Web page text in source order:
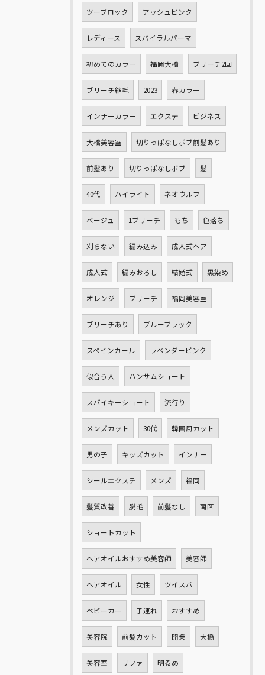
ツーブロック アッシュピンク
レディース スパイラルパーマ
初めてのカラー 福岡大橋 ブリーチ2回
ブリーチ縮毛 2023 春カラー
インナーカラー エクステ ビジネス
大橋美容室 切りっぱなしボブ前髪あり
前髪あり 切りっぱなしボブ 髪
40代 ハイライト ネオウルフ
ベージュ 1ブリーチ もち 色落ち
刈らない 編み込み 成人式ヘア
成人式 編みおろし 結婚式 黒染め
オレンジ ブリーチ 福岡美容室
ブリーチあり ブルーブラック
スペインカール ラベンダーピンク
似合う人 ハンサムショート
スパイキーショート 流行り
メンズカット 30代 韓国風カット
男の子 キッズカット インナー
シールエクステ メンズ 福岡
髪質改善 脱毛 前髪なし 南区
ショートカット
ヘアオイルおすすめ美容師 美容師
ヘアオイル 女性 ツイスパ
ベビーカー 子連れ おすすめ
美容院 前髪カット 開業 大橋
美容室 リファ 明るめ